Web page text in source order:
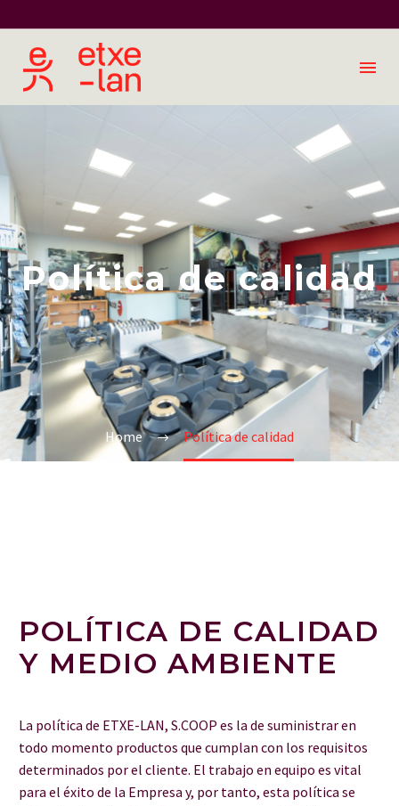
Política de calidad
Home Política de calidad
POLÍTICA DE CALIDAD
Y MEDIO AMBIENTE
La política de ETXE-LAN, S.COOP es la de suministrar en
todo momento productos que cumplan con los requisitos
determinados por el cliente. El trabajo en equipo es vital
para el éxito de la Empresa y, por tanto, esta política se